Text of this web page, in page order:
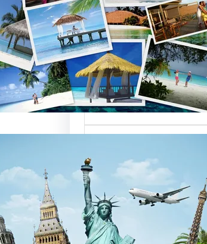
السياحة العالمية على
السوق
أسماء شركات السياحة
العالمية تعتبر من العناصر
الأساسية التي تؤثر…
تقدم شركات السياحة
بمصر خدمات متميزة
للسائحين الوافدين